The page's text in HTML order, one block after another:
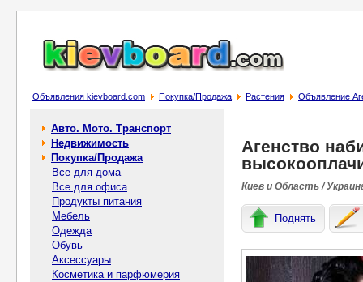
Объявления kievboard.com Покупка/Продажа Растения Объявление
Авто. Мото. Транспорт
Недвижимость
Покупка/Продажа
Все для дома
Все для офиса
Продукты питания
Мебель
Одежда
Обувь
Аксессуары
Косметика и парфюмерия
Агенство
Киев и Область /
Поднять